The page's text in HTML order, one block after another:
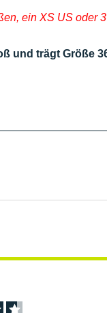
ein XS US oder
und trägt Größe